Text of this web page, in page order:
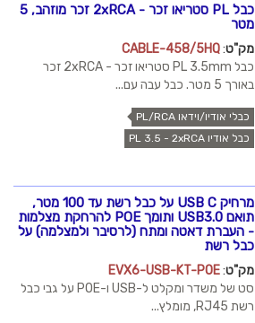
כבל PL סטריאו זכר - 2xRCA זכר מוזהב, 5
מטר
מק"ט:
CABLE-458/5HQ
כבל PL 3.5mm סטריאו זכר - 2xRCA זכר
באורך 5 מטר. כבל עבה עם...
כבלי אודיו/וידאו PL/RCA
כבל אודיו PL 3.5 - 2xRCA
מרחיק USB C על כבל רשת עד 100 מטר,
תואם USB3.0 ותומך POE להרחקת מצלמות
- העברת דאטה ומתח (לרסיבר ולמצלמה) על
כבל רשת
מק"ט:
EVX6-USB-KT-POE
סט של משדר ומקלט ל-USB ו-POE על גבי כבל
רשת RJ45, מומלץ...